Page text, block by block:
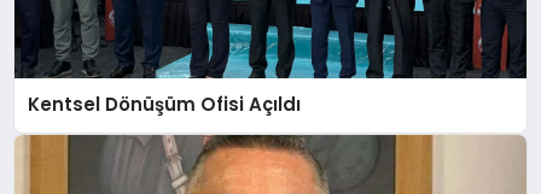
Kentsel Dönüşüm Ofisi Açıldı